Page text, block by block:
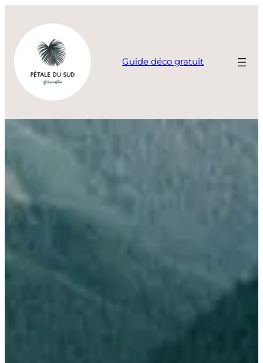
contenu
Guide déco gratuit